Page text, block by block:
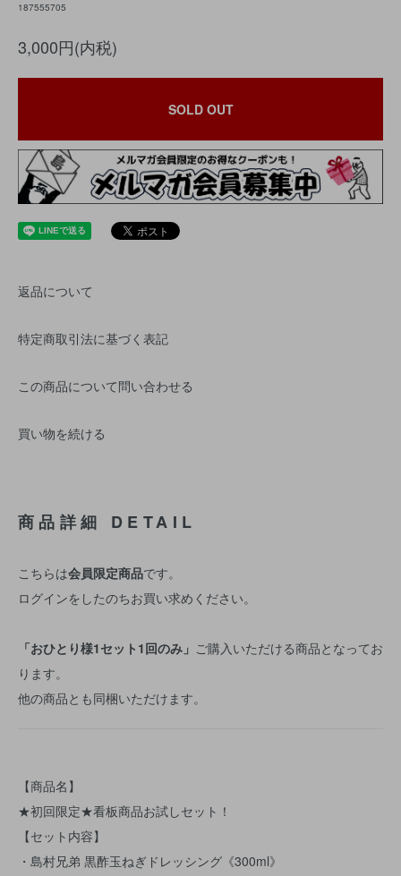
187555705
3,000円(内税)
SOLD OUT
返品について
特定商取引法に基づく表記
この商品について問い合わせる
買い物を続ける
商品詳細 DETAIL
こちらは会員限定商品です。
ログインをしたのちお買い求めください。
「おひとり様1セット1回のみ」 ご購入いただける商品となってお
ります。
他の商品とも同梱いただけます。
【商品名】
★初回限定★看板商品お試しセット！
【セット内容】
・島村兄弟 黒酢玉ねぎドレッシング《300ml》